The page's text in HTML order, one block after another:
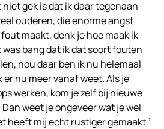
gek is dat ik daar tegenaan
ouderen, die enorme angst
maakt, denk je hoe maak ik
was bang dat ik dat soort fouten
nou daar ben ik nu helemaal
nu meer vanaf weet. Als je
werken, kom je zelf bij nieuwe
weet je ongeveer wat je wel
heeft mij echt rustiger gemaakt.’